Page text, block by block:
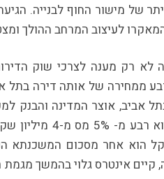
של מישור החוף לבנייה.
לעיצוב המרחב ההולך
לא רק מענה לצרכי שוק
ממחירה של אותה דירה
אביב, אוצר המדינה והבנק
מס הרכישה 5% ממיליון שקל
המשכנתא הנדרש ל- 4 מיליון שקל הוא אחר
אינטרס גלוי בהמשך מגמת